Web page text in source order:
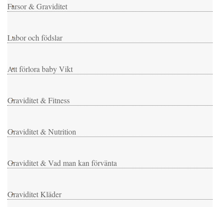
Farsor & Graviditet
Labor och födslar
Att förlora baby Vikt
Graviditet & Fitness
Graviditet & Nutrition
Graviditet & Vad man kan förvänta
Graviditet Kläder